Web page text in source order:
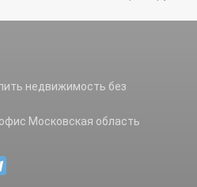
недвижимость без
Московская область